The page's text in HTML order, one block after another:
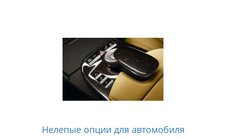
Нелепые опции для автомобиля